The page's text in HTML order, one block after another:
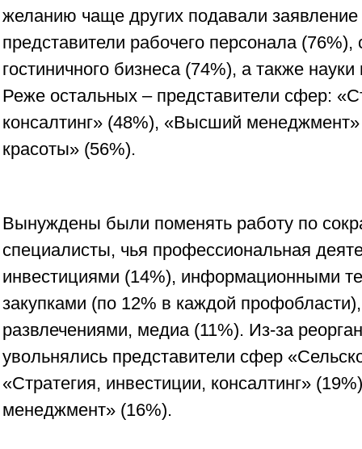
желанию чаще других подавали заявление
представители рабочего персонала
гостиничного бизнеса (74%), а также
Реже остальных – представители сфер:
консалтинг» (48%), «Высший
красоты» (56%).
Вынуждены были поменять работу по
специалисты, чья профессиональная
инвестициями (14%), информационными
закупками (по 12% в каждой
развлечениями, медиа (11%). Из-за
увольнялись представители сфер
«Стратегия, инвестиции, консалтинг»
менеджмент» (16%).